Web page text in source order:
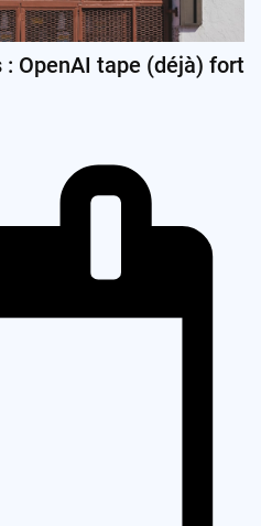
OpenAI tape (déjà) fort